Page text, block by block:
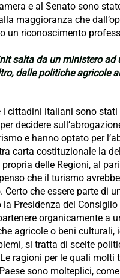
e al Senato sono
maggioranza che
un riconoscimento
salta da un ministero ad
dalle politiche agricole
i cittadini italiani sono
decidere
e hanno optato per
carta costituzionale la
delle Regioni, al
che il turismo
che essere parte di
Presidenza del Consiglio
organicamente a
agricole o beni culturali,
si tratta di scelte
ragioni per le quali molti
sono molteplici,